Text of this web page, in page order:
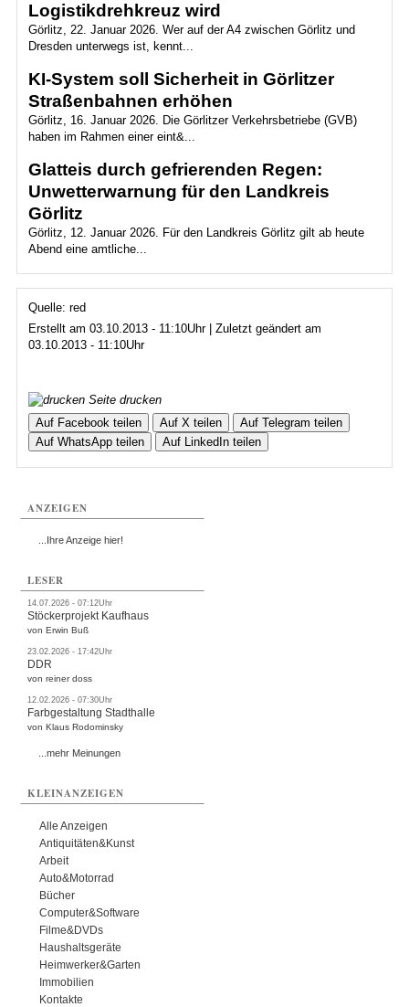
Logistikdrehkreuz wird
Görlitz, 22. Januar 2026. Wer auf der A4 zwischen Görlitz und
Dresden unterwegs ist, kennt...
KI-System soll Sicherheit in Görlitzer
Straßenbahnen erhöhen
Görlitz, 16. Januar 2026. Die Görlitzer Verkehrsbetriebe (GVB)
haben im Rahmen einer eint&...
Glatteis durch gefrierenden Regen:
Unwetterwarnung für den Landkreis
Görlitz
Görlitz, 12. Januar 2026. Für den Landkreis Görlitz gilt ab heute
Abend eine amtliche...
Quelle: red
Erstellt am 03.10.2013 - 11:10Uhr | Zuletzt geändert am
03.10.2013 - 11:10Uhr
Seite drucken
Auf Facebook teilen
Auf X teilen
Auf Telegram teilen
Auf WhatsApp teilen
Auf LinkedIn teilen
ANZEIGEN
...Ihre Anzeige hier!
LESER
14.07.2026 - 07:12Uhr
Stöckerprojekt Kaufhaus
von Erwin Buß
23.02.2026 - 17:42Uhr
DDR
von reiner doss
12.02.2026 - 07:30Uhr
Farbgestaltung Stadthalle
von Klaus Rodominsky
...mehr Meinungen
KLEINANZEIGEN
Alle Anzeigen
Antiquitäten&Kunst
Arbeit
Auto&Motorrad
Bücher
Computer&Software
Filme&DVDs
Haushaltsgeräte
Heimwerker&Garten
Immobilien
Kontakte